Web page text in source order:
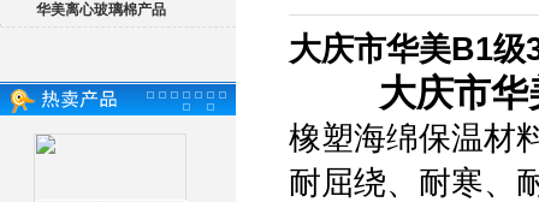
华美离心玻璃棉产品
大庆市华美B1级
大庆市
橡塑海绵保温材
耐屈绕、耐寒、